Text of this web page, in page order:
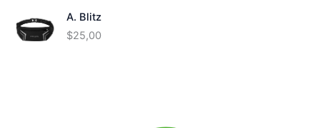
A. Blitz
$25,00